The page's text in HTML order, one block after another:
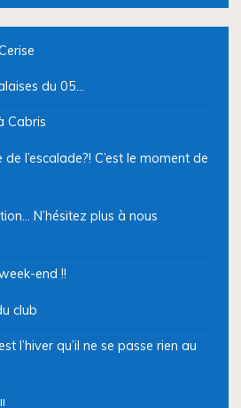
du 05…
Cabris
l’escalade?! C’est le moment de
N’hésitez plus à nous
end !!
club
l’hiver qu’il ne se passe rien au